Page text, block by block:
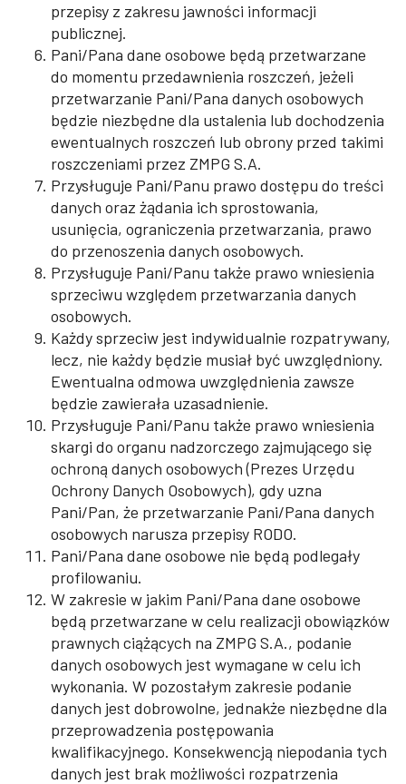
przepisy z zakresu jawności informacji
publicznej.
Pani/Pana dane osobowe będą przetwarzane
do momentu przedawnienia roszczeń, jeżeli
przetwarzanie Pani/Pana danych osobowych
będzie niezbędne dla ustalenia lub dochodzenia
ewentualnych roszczeń lub obrony przed takimi
roszczeniami przez ZMPG S.A.
Przysługuje Pani/Panu prawo dostępu do treści
danych oraz żądania ich sprostowania,
usunięcia, ograniczenia przetwarzania, prawo
do przenoszenia danych osobowych.
Przysługuje Pani/Panu także prawo wniesienia
sprzeciwu względem przetwarzania danych
osobowych.
Każdy sprzeciw jest indywidualnie rozpatrywany,
lecz, nie każdy będzie musiał być uwzględniony.
Ewentualna odmowa uwzględnienia zawsze
będzie zawierała uzasadnienie.
Przysługuje Pani/Panu także prawo wniesienia
skargi do organu nadzorczego zajmującego się
ochroną danych osobowych (Prezes Urzędu
Ochrony Danych Osobowych), gdy uzna
Pani/Pan, że przetwarzanie Pani/Pana danych
osobowych narusza przepisy RODO.
Pani/Pana dane osobowe nie będą podlegały
profilowaniu.
W zakresie w jakim Pani/Pana dane osobowe
będą przetwarzane w celu realizacji obowiązków
prawnych ciążących na ZMPG S.A., podanie
danych osobowych jest wymagane w celu ich
wykonania. W pozostałym zakresie podanie
danych jest dobrowolne, jednakże niezbędne dla
przeprowadzenia postępowania
kwalifikacyjnego. Konsekwencją niepodania tych
danych jest brak możliwości rozpatrzenia